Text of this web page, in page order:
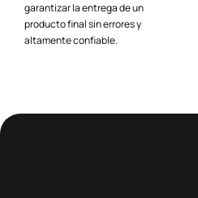
garantizar la entrega de un
producto final sin errores y
altamente confiable.